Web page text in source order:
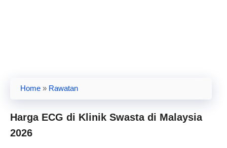
Home » Rawatan
Harga ECG di Klinik Swasta di Malaysia
2026